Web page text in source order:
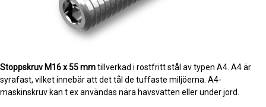
Stoppskruv M16 x 55 mmtillverkad i rostfritt stål av typen A4. A4 är
syrafast, vilket innebär att det tål de tuffaste miljöerna. A4-
maskinskruv kan t ex användas nära havsvatten eller under jord.